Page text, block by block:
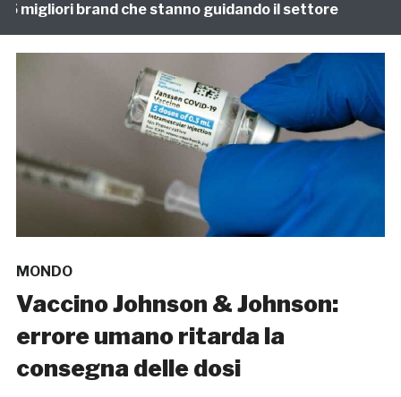
brand che stanno guidando il settore
MONDO
Vaccino Johnson & Johnson:
errore umano ritarda la
consegna delle dosi